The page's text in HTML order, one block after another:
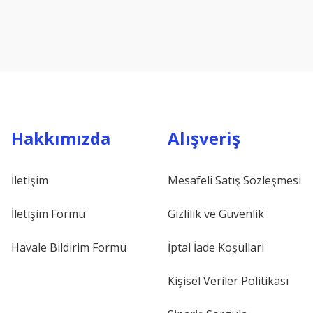
Hakkımızda
İletişim
İletişim Formu
Havale Bildirim Formu
Alışveriş
Mesafeli Satış Sözleşmesi
Gizlilik ve Güvenlik
İptal İade Koşullari
Kişisel Veriler Politikası